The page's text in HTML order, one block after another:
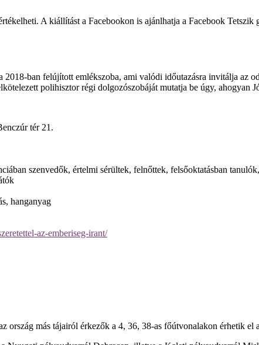
A kiállítást a Facebookon is ajánlhatja a Facebook
2018-ban felújított emlékszoba, ami valódi időutazásra invitálja az
polihisztor régi dolgozószobáját mutatja be úgy, ahogyan
tér 21.
szenvedők, értelmi sérültek, felnőttek, felsőoktatásban
hanganyag
az-emberiseg-irant/
ország más tájairól érkezők a 4, 36, 38-as főútvonalakon érhetik el